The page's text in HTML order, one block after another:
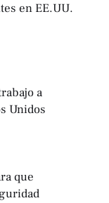
en EE.UU.
a
Unidos
que